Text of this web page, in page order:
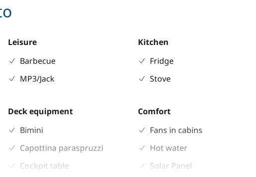
Leisure
Barbecue
MP3/Jack
Kitchen
Fridge
Stove
Deck equipment
Bimini
Capottina paraspruzzi
Cockpit table
Comfort
Fans in cabins
Hot water
Solar Panel